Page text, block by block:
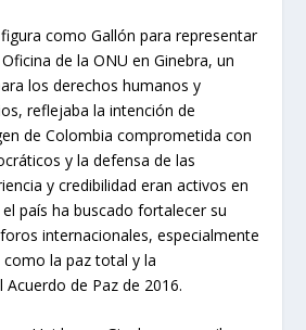
como Gallón para representar
de la ONU en Ginebra, un
los derechos humanos y
reflejaba la intención de
de Colombia comprometida con
y la defensa de las
y credibilidad eran activos en
país ha buscado fortalecer su
internacionales, especialmente
la paz total y la
de Paz de 2016.